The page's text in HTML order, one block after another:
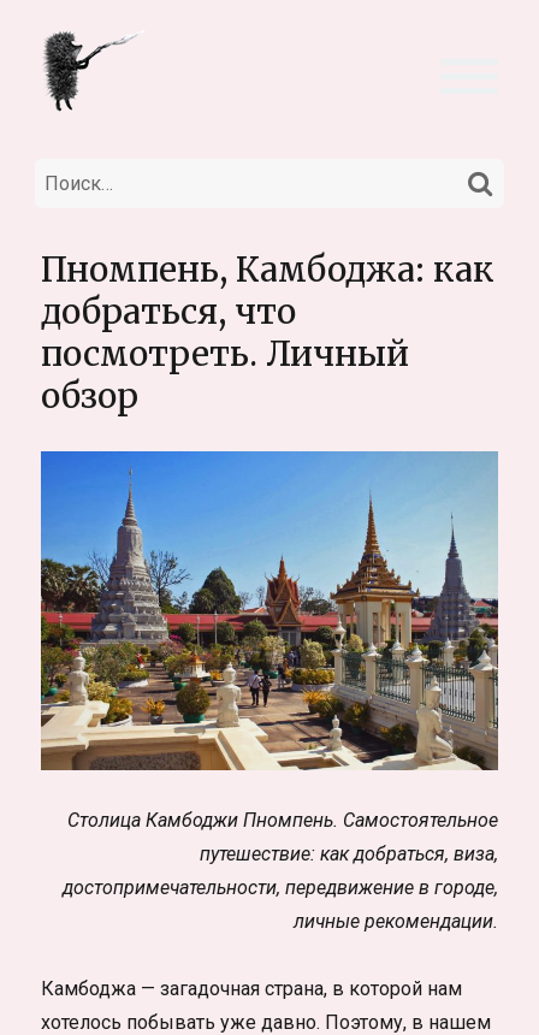
Искать:
Пномпень, Камбоджа: как
добраться, что
посмотреть. Личный
обзор
Столица Камбоджи Пномпень. Самостоятельное
путешествие: как добраться, виза,
достопримечательности, передвижение в городе,
личные рекомендации.
Камбоджа — загадочная страна, в которой нам
хотелось побывать уже давно. Поэтому, в нашем